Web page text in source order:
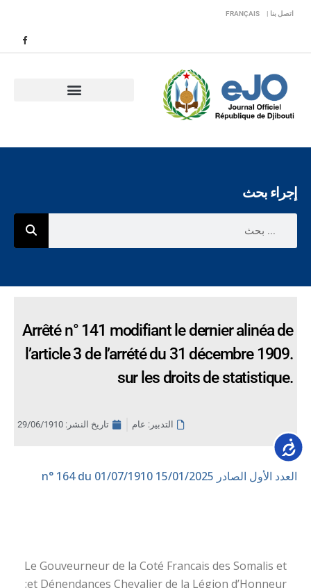
اتصل بنا | FRANÇAIS
إجراء بحث
Arrêté n° 141 modifiant le dernier alinéa de
l’article 3 de l’arrété du 31 décembre 1909.
sur les droits de statistique.
التدبير: عام تاريخ النشر: 29/06/1910
العدد الأول الصادر 15/01/2025
Le Gouveurneur de la Coté Francais des Somalis et
et Dénendances Chevalier de la Légion d’Honneur;